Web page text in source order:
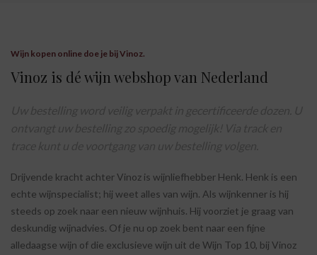
Wijn kopen online doe je bij Vinoz.
Vinoz is dé wijn webshop van Nederland
Drijvende kracht achter Vinoz is wijnliefhebber Henk. Henk is een
echte wijnspecialist; hij weet alles van wijn. Als wijnkenner is hij
steeds op zoek naar een nieuw wijnhuis. Hij voorziet je graag van
deskundig wijnadvies. Of je nu op zoek bent naar een fijne
alledaagse wijn of die exclusieve wijn uit de Wijn Top 10, bij Vinoz